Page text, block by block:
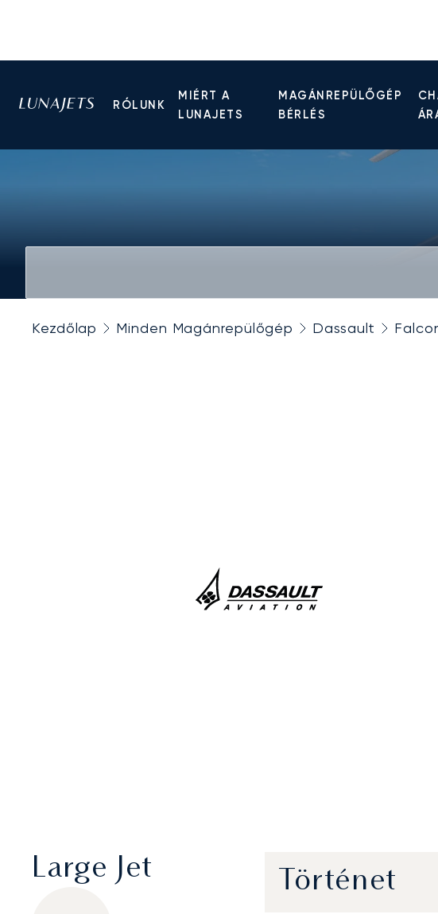
RÓLUNK
MIÉRT A
LUNAJETS
MAGÁNREPÜLŐGÉP
BÉRLÉS
Kezdőlap Minden Magánrepülőgép Dassault
Large Jet Történet